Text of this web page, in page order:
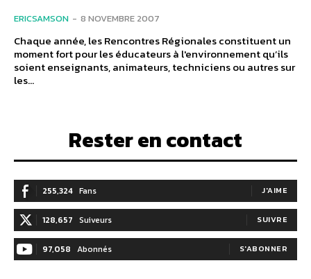
ERICSAMSON - 8 NOVEMBRE 2007
Chaque année, les Rencontres Régionales constituent un
moment fort pour les éducateurs à l'environnement qu’ils
soient enseignants, animateurs, techniciens ou autres sur
les...
Rester en contact
255,324 Fans J'AIME
128,657 Suiveurs SUIVRE
97,058 Abonnés S'ABONNER